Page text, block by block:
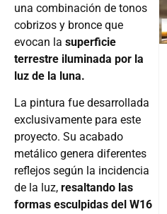
una combinación de tonos
cobrizos y bronce que
evocan la superficie
terrestre iluminada por la
luz de la luna.
La pintura fue desarrollada
exclusivamente para este
proyecto. Su acabado
metálico genera diferentes
reflejos según la incidencia
de la luz, resaltando las
formas esculpidas del W16